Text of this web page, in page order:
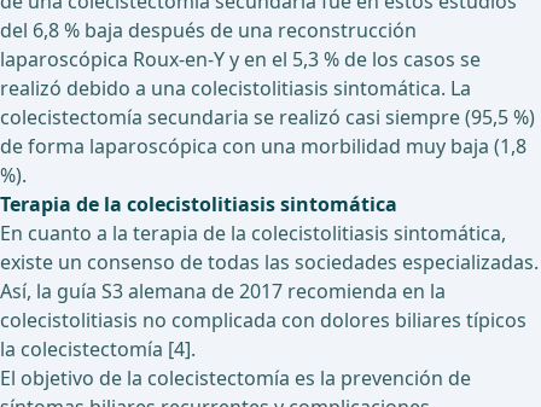
del 6,8 % baja después de una reconstrucción
laparoscópica Roux-en-Y y en el 5,3 % de los casos se
realizó debido a una colecistolitiasis sintomática. La
colecistectomía secundaria se realizó casi siempre (95,5 %)
de forma laparoscópica con una morbilidad muy baja (1,8
%).
Terapia de la colecistolitiasis sintomática
En cuanto a la terapia de la colecistolitiasis sintomática,
existe un consenso de todas las sociedades especializadas.
Así, la guía S3 alemana de 2017 recomienda en la
colecistolitiasis no complicada con dolores biliares típicos
la colecistectomía [4].
El objetivo de la colecistectomía es la prevención de